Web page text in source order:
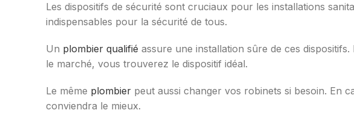
Les dispositifs de sécurité sont cruciaux pour les installations
indispensables pour la sécurité de tous.
Un plombier qualifié assure une installation sûre de ces
le marché, vous trouverez le dispositif idéal.
Le même plombier peut aussi changer vos robinets si besoin. En
conviendra le mieux.